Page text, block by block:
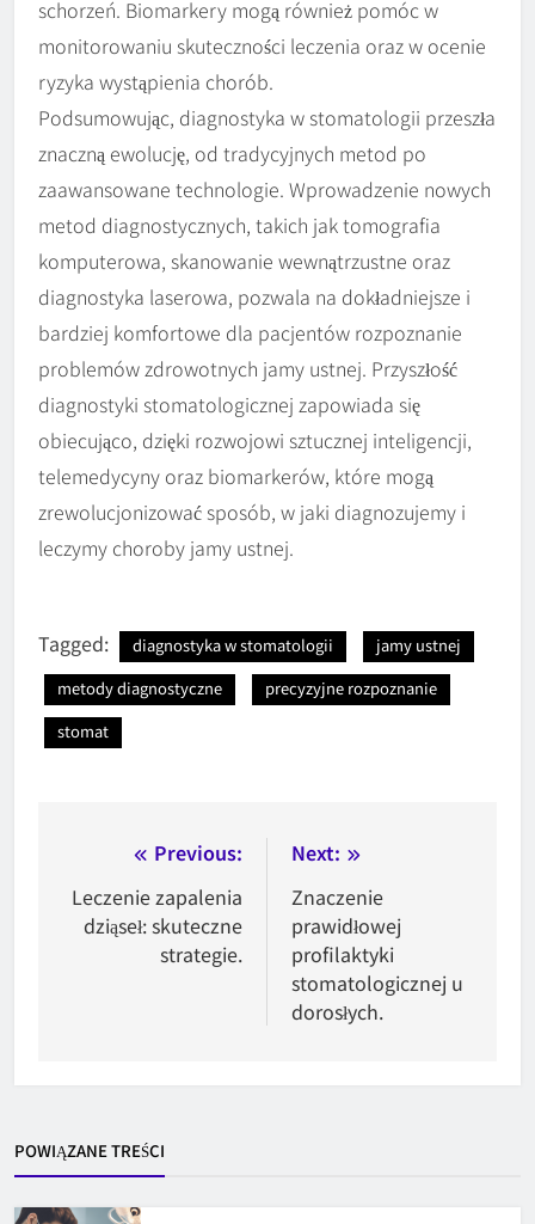
schorzeń. Biomarkery mogą również pomóc w
monitorowaniu skuteczności leczenia oraz w ocenie
ryzyka wystąpienia chorób.
Podsumowując, diagnostyka w stomatologii przeszła
znaczną ewolucję, od tradycyjnych metod po
zaawansowane technologie. Wprowadzenie nowych
metod diagnostycznych, takich jak tomografia
komputerowa, skanowanie wewnątrzustne oraz
diagnostyka laserowa, pozwala na dokładniejsze i
bardziej komfortowe dla pacjentów rozpoznanie
problemów zdrowotnych jamy ustnej. Przyszłość
diagnostyki stomatologicznej zapowiada się
obiecująco, dzięki rozwojowi sztucznej inteligencji,
telemedycyny oraz biomarkerów, które mogą
zrewolucjonizować sposób, w jaki diagnozujemy i
leczymy choroby jamy ustnej.
Tagged: diagnostyka w stomatologii
jamy ustnej
metody diagnostyczne
precyzyjne rozpoznanie
stomat
Nawigacja
wpisu
Previous:
Leczenie zapalenia
dziąseł: skuteczne
strategie.
Next:
Znaczenie
prawidłowej
profilaktyki
stomatologicznej u
dorosłych.
POWIĄZANE TREŚCI